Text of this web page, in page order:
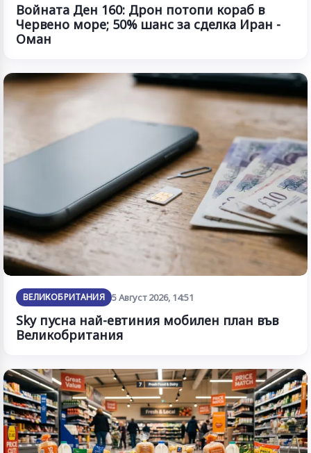
Войната Ден 160: Дрон потопи кораб в
Червено море; 50% шанс за сделка Иран -
Оман
ВЕЛИКОБРИТАНИЯ 5 Август 2026, 14:51
Sky пусна най-евтиния мобилен план във
Великобритания